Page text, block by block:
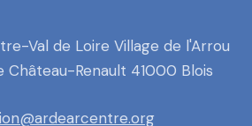
Val de Loire Village de l'Arrou
Château-Renault 41000 Blois